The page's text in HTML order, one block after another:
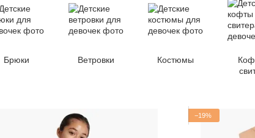
Брюки Ветровки Костюмы
−19%